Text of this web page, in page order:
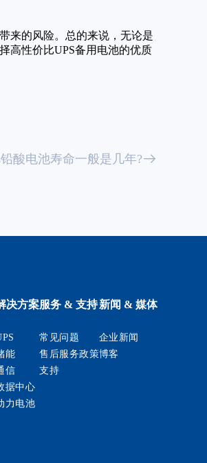
来的风险。总的来说，无论是
高性价比UPS备用电池的优质
铅酸电池寿命一般是几年?
决方案
能
信
据中心
力电池
服务 & 支持
常见问题
售后服务政策
支持
新闻 & 媒体
企业新闻
博客